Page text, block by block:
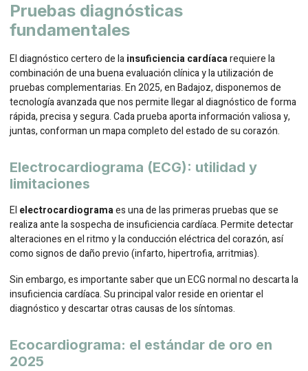
Pruebas diagnósticas
fundamentales
El diagnóstico certero de lainsuficiencia cardíacarequiere la
combinación de una buena evaluación clínica y la utilización de
pruebas complementarias. En 2025, en Badajoz, disponemos de
tecnología avanzada que nos permite llegar al diagnóstico de forma
rápida, precisa y segura. Cada prueba aporta información valiosa y,
juntas, conforman un mapa completo del estado de su corazón.
Electrocardiograma (ECG): utilidad y
limitaciones
El electrocardiogramaes una de las primeras pruebas que se
realiza ante la sospecha de insuficiencia cardíaca. Permite detectar
alteraciones en el ritmo y la conducción eléctrica del corazón, así
como signos de daño previo (infarto, hipertrofia, arritmias).
Sin embargo, es importante saber que un ECG normal no descarta la
insuficiencia cardíaca. Su principal valor reside en orientar el
diagnóstico y descartar otras causas de los síntomas.
Ecocardiograma: el estándar de oro en
2025